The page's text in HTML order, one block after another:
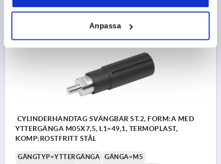
Anpassa
exkl. leveranskostnader
CYLINDERHANDTAG SVÄNGBAR ST.2, FORM:A MED
YTTERGÄNGA M05X7,5, L1=49,1, TERMOPLAST,
KOMP:ROSTFRITT STÅL
GÄNGTYP=YTTERGÄNGA
GÄNGA=M5